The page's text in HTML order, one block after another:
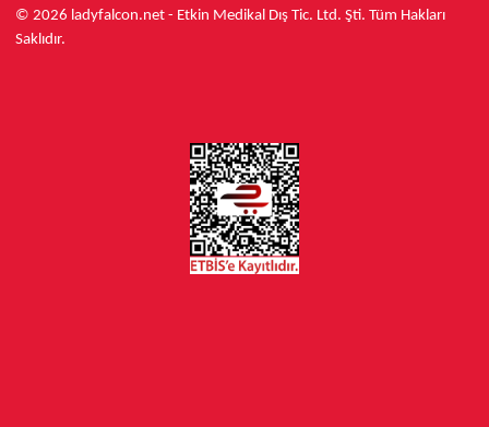
© 2026 ladyfalcon.net - Etkin Medikal Dış Tic. Ltd. Şti. Tüm Hakları
Saklıdır.